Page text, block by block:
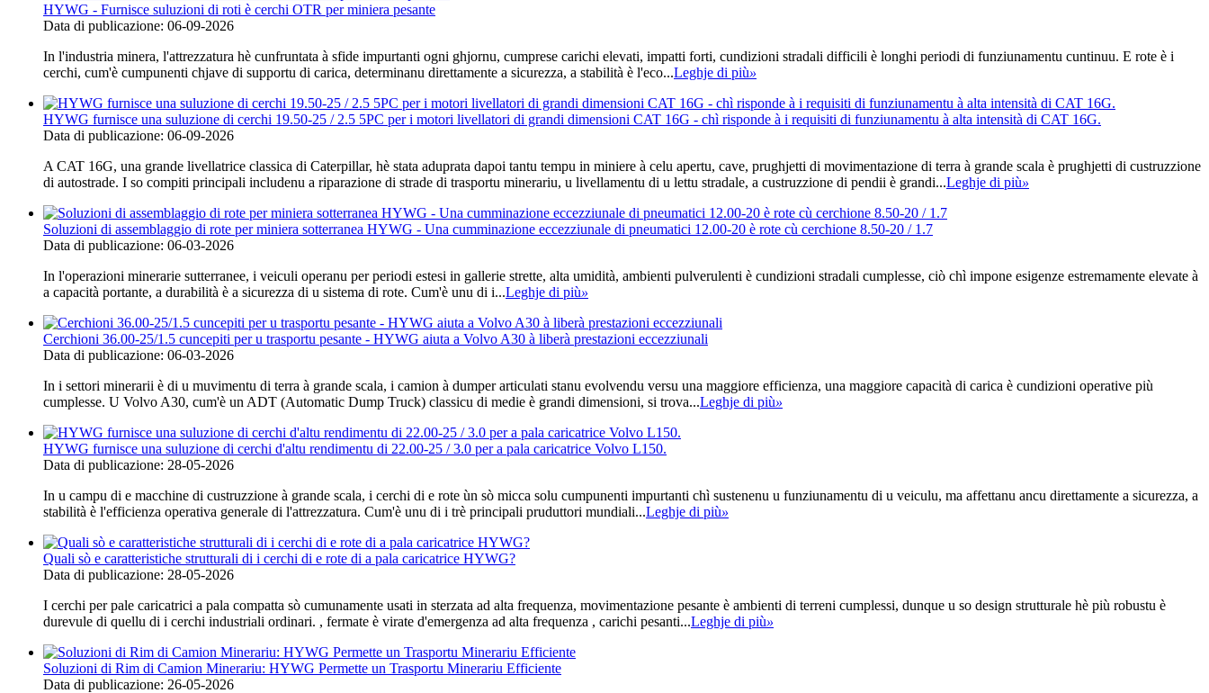
HYWG - Furnisce suluzioni di roti è cerchi OTR per miniera pesante
Data di publicazione: 06-09-2026
In l'industria minera, l'attrezzatura hè cunfruntata à sfide impurtanti ogni ghjornu, cumprese carichi elevati, impatti forti, cundizioni stradali difficili è longhi periodi di funziunamentu cuntinuu. E rote è i
cerchi, cum'è cumpunenti chjave di supportu di carica, determinanu direttamente a sicurezza, a stabilità è l'eco...Leghje di più»
HYWG furnisce una suluzione di cerchi 19.50-25 / 2.5 5PC per i motori livellatori di grandi dimensioni CAT 16G - chì risponde à i requisiti di funziunamentu à alta intensità di CAT 16G.
Data di publicazione: 06-09-2026
A CAT 16G, una grande livellatrice classica di Caterpillar, hè stata aduprata dapoi tantu tempu in miniere à celu apertu, cave, prughjetti di movimentazione di terra à grande scala è prughjetti di custruzzione
di autostrade. I so compiti principali includenu a riparazione di strade di trasportu minerariu, u livellamentu di u lettu stradale, a custruzzione di pendii è grandi...Leghje di più»
Soluzioni di assemblaggio di rote per miniera sotterranea HYWG - Una cumminazione eccezziunale di pneumatici 12.00-20 è rote cù cerchione 8.50-20 / 1.7
Data di publicazione: 06-03-2026
In l'operazioni minerarie sutterranee, i veiculi operanu per periodi estesi in gallerie strette, alta umidità, ambienti pulverulenti è cundizioni stradali cumplesse, ciò chì impone esigenze estremamente elevate à
a capacità portante, a durabilità è a sicurezza di u sistema di rote. Cum'è unu di i...Leghje di più»
Cerchioni 36.00-25/1.5 cuncepiti per u trasportu pesante - HYWG aiuta a Volvo A30 à liberà prestazioni eccezziunali
Data di publicazione: 06-03-2026
In i settori minerarii è di u muvimentu di terra à grande scala, i camion à dumper articulati stanu evolvendu versu una maggiore efficienza, una maggiore capacità di carica è cundizioni operative più
cumplesse. U Volvo A30, cum'è un ADT (Automatic Dump Truck) classicu di medie è grandi dimensioni, si trova...Leghje di più»
HYWG furnisce una suluzione di cerchi d'altu rendimentu di 22.00-25 / 3.0 per a pala caricatrice Volvo L150.
Data di publicazione: 28-05-2026
In u campu di e macchine di custruzzione à grande scala, i cerchi di e rote ùn sò micca solu cumpunenti impurtanti chì sustenenu u funziunamentu di u veiculu, ma affettanu ancu direttamente a sicurezza, a
stabilità è l'efficienza operativa generale di l'attrezzatura. Cum'è unu di i trè principali pruduttori mundiali...Leghje di più»
Quali sò e caratteristiche strutturali di i cerchi di e rote di a pala caricatrice HYWG?
Data di publicazione: 28-05-2026
I cerchi per pale caricatrici a pala compatta sò cumunamente usati in sterzata ad alta frequenza, movimentazione pesante è ambienti di terreni cumplessi, dunque u so design strutturale hè più robustu è
durevule di quellu di i cerchi industriali ordinari. , fermate è virate d'emergenza ad alta frequenza , carichi pesanti...Leghje di più»
Soluzioni di Rim di Camion Minerariu: HYWG Permette un Trasportu Minerariu Efficiente
Data di publicazione: 26-05-2026